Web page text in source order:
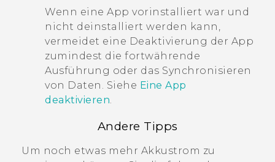
Wenn eine App vorinstalliert war und
nicht deinstalliert werden kann,
vermeidet eine Deaktivierung der App
zumindest die fortwährende
Ausführung oder das Synchronisieren
von Daten. Siehe Eine App
deaktivieren
Andere Tipps
Um noch etwas mehr Akkustrom zu